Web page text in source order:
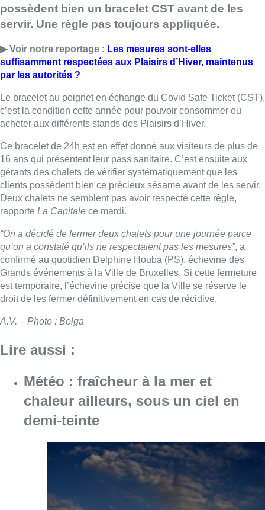
possèdent bien un bracelet CST avant de les
servir. Une règle pas toujours appliquée.
▶ Voir notre reportage : Les mesures sont-elles
suffisamment respectées aux Plaisirs d’Hiver, maintenus
par les autorités ?
Le bracelet au poignet en échange du Covid Safe Ticket (CST),
c’est la condition cette année pour pouvoir consommer ou
acheter aux différents stands des Plaisirs d’Hiver.
Ce bracelet de 24h est en effet donné aux visiteurs de plus de
16 ans qui présentent leur pass sanitaire. C’est ensuite aux
gérants des chalets de vérifier systématiquement que les
clients possèdent bien ce précieux sésame avant de les servir.
Deux chalets ne semblent pas avoir respecté cette règle,
rapporte La Capitale ce mardi.
“On a décidé de fermer deux chalets pour une journée parce
qu’on a constaté qu’ils ne respectaient pas les mesures”, a
confirmé au quotidien Delphine Houba (PS), échevine des
Grands événements à la Ville de Bruxelles. Si cette fermeture
est temporaire, l’échevine précise que la Ville se réserve le
droit de les fermer définitivement en cas de récidive.
A.V. – Photo : Belga
Lire aussi :
Météo : fraîcheur à la mer et
chaleur ailleurs, sous un ciel en
demi-teinte